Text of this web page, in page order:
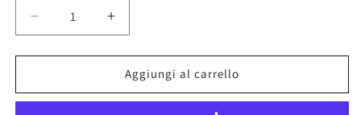
Diminuisci
quantità
per
Frida
Aumenta
quantità
per
Orecchini
Frida
Aggiungi al carrello